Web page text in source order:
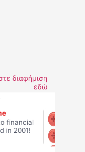
διαφήμιση
εδώ